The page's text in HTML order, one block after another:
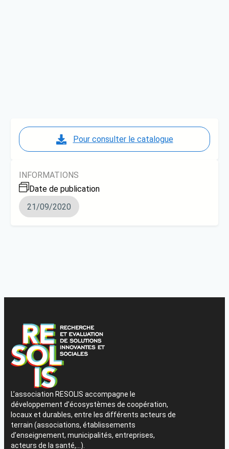
Pour consulter le catalogue
INFORMATIONS
Date de publication
21/09/2020
L’association RESOLIS accompagne le
développement d’écosystèmes de coopération,
locaux et durables, entre les différents acteurs de
terrain (associations, établissements
d’enseignement, municipalités, entreprises,
acteurs de la santé,…).